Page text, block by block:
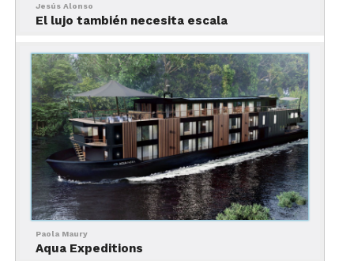
Jesús Alonso
El lujo también necesita escala
Paola Maury
Aqua Expeditions